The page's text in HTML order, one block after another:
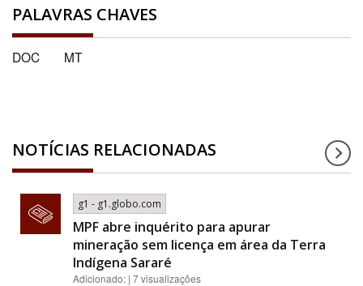
PALAVRAS CHAVES
DOC MT
NOTÍCIAS RELACIONADAS
g1 - g1.globo.com
MPF abre inquérito para apurar
mineração sem licença em área da Terra
Indígena Sararé
Adicionado: | 7 visualizações